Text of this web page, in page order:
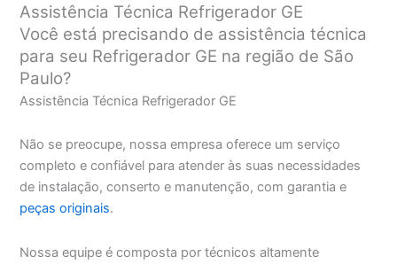
Assistência Técnica Refrigerador GE
Você está precisando de assistência técnica
para seu Refrigerador GE na região de São
Paulo?
Assistência Técnica Refrigerador GE
Não se preocupe, nossa empresa oferece um serviço
completo e confiável para atender às suas necessidades
de instalação, conserto e manutenção, com garantia e
peças originais.
Nossa equipe é composta por técnicos altamente